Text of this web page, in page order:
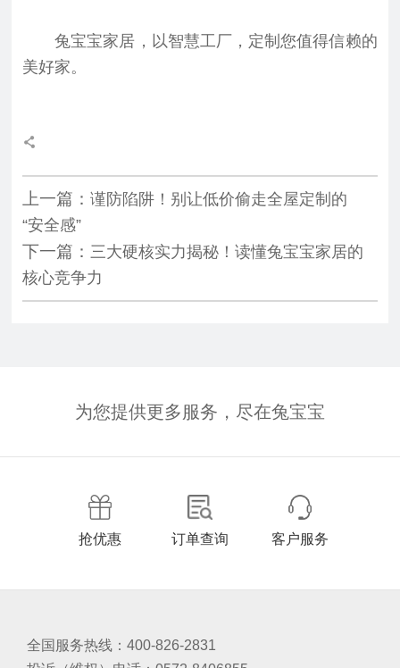
兔宝宝家居，以智慧工厂，定制您值得信赖的
美好家。
上一篇：谨防陷阱！别让低价偷走全屋定制的
“安全感”
下一篇：三大硬核实力揭秘！读懂兔宝宝家居的
核心竞争力
为您提供更多服务，尽在兔宝宝
抢优惠 订单查询 客户服务
全国服务热线：400-826-2831